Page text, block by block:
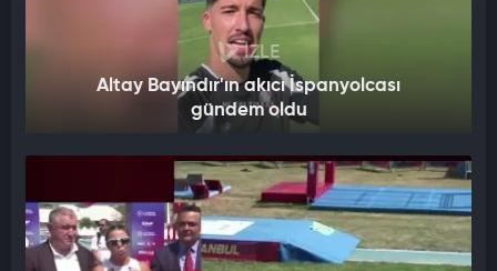
İZLE
Altay Bayındır'ın akıcı İspanyolcası
gündem oldu